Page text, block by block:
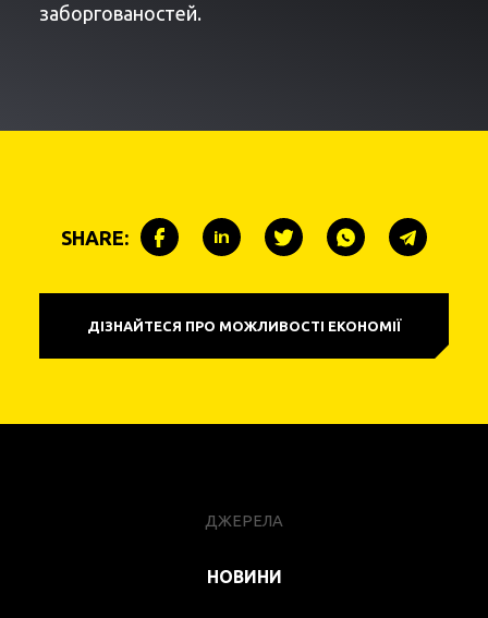
заборгованостей.
SHARE:
ДІЗНАЙТЕСЯ ПРО МОЖЛИВОСТІ ЕКОНОМІЇ
ДЖЕРЕЛА
НОВИНИ